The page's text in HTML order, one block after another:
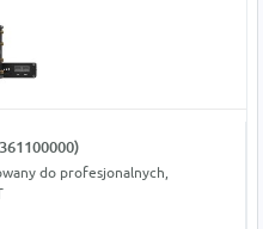
do profesjonalnych,